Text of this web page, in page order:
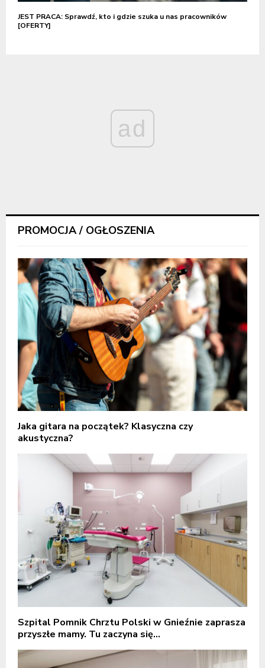
JEST PRACA: Sprawdź, kto i gdzie szuka u nas pracowników
[OFERTY]
ad
PROMOCJA / OGŁOSZENIA
Jaka gitara na początek? Klasyczna czy
akustyczna?
Szpital Pomnik Chrztu Polski w Gnieźnie zaprasza
przyszłe mamy. Tu zaczyna się...